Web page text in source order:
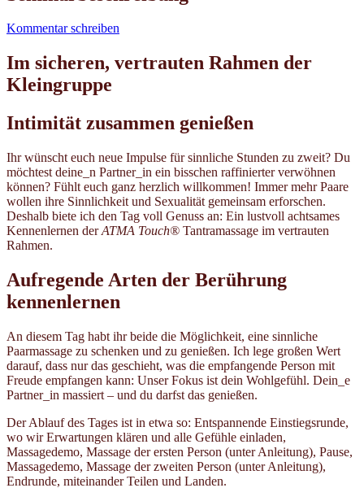
Kommentar schreiben
Im sicheren, vertrauten Rahmen der
Kleingruppe
Intimität zusammen genießen
Ihr wünscht euch neue Impulse für sinnliche Stunden zu zweit? Du
möchtest deine_n Partner_in ein bisschen raffinierter verwöhnen
können? Fühlt euch ganz herzlich willkommen! Immer mehr Paare
wollen ihre Sinnlichkeit und Sexualität gemeinsam erforschen.
Deshalb biete ich den Tag voll Genuss an: Ein lustvoll achtsames
Kennenlernen derATMA Touch® Tantramassage im vertrauten
Rahmen.
Aufregende Arten der Berührung
kennenlernen
An diesem Tag habt ihr beide die Möglichkeit, eine sinnliche
Paarmassage zu schenken und zu genießen. Ich lege großen Wert
darauf, dass nur das geschieht, was die empfangende Person mit
Freude empfangen kann: Unser Fokus ist dein Wohlgefühl. Dein_e
Partner_in massiert – und du darfst das genießen.
Der Ablauf des Tages ist in etwa so: Entspannende Einstiegsrunde,
wo wir Erwartungen klären und alle Gefühle einladen,
Massagedemo, Massage der ersten Person (unter Anleitung), Pause,
Massagedemo, Massage der zweiten Person (unter Anleitung),
Endrunde, miteinander Teilen und Landen.